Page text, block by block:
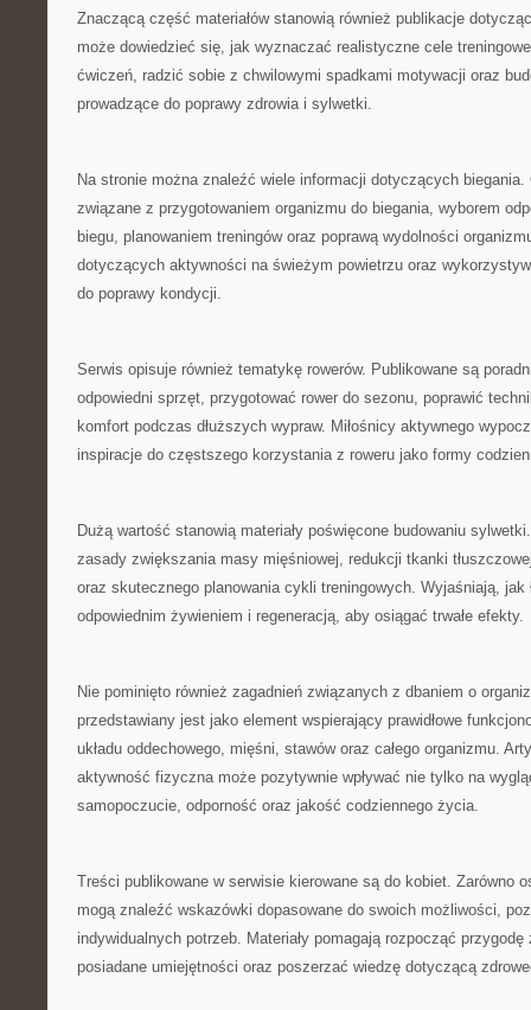
Znaczącą część materiałów stanowią również publikacje
może dowiedzieć się, jak wyznaczać realistyczne cele
ćwiczeń, radzić sobie z chwilowymi spadkami motywacji oraz
prowadzące do poprawy zdrowia i sylwetki.
Na stronie można znaleźć wiele informacji dotyczących biegania.
związane z przygotowaniem organizmu do biegania, wyborem
biegu, planowaniem treningów oraz poprawą wydolności
dotyczących aktywności na świeżym powietrzu oraz
do poprawy kondycji.
Serwis opisuje również tematykę rowerów. Publikowane są
odpowiedni sprzęt, przygotować rower do sezonu, poprawić
komfort podczas dłuższych wypraw. Miłośnicy aktywnego
inspiracje do częstszego korzystania z roweru jako formy
Dużą wartość stanowią materiały poświęcone budowaniu
zasady zwiększania masy mięśniowej, redukcji tkanki
oraz skutecznego planowania cykli treningowych. Wyjaśniają,
odpowiednim żywieniem i regeneracją, aby osiągać trwałe efekty.
Nie pominięto również zagadnień związanych z dbaniem o
przedstawiany jest jako element wspierający prawidłowe
układu oddechowego, mięśni, stawów oraz całego organizmu.
aktywność fizyczna może pozytywnie wpływać nie tylko na
samopoczucie, odporność oraz jakość codziennego życia.
Treści publikowane w serwisie kierowane są do kobiet. Zarówno
mogą znaleźć wskazówki dopasowane do swoich możliwości,
indywidualnych potrzeb. Materiały pomagają rozpocząć
posiadane umiejętności oraz poszerzać wiedzę dotyczącą